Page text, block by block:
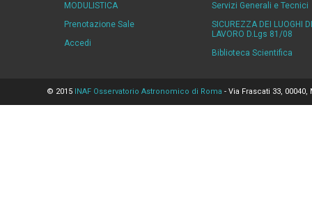
MODULISTICA
Prenotazione Sale
Accedi
Servizi Generali e Tecnici
SICUREZZA DEI LUOGHI DI
LAVORO D.Lgs 81/08
Biblioteca Scientifica
© 2015 INAF Osservatorio Astronomico di Roma - Via Frascati 33,